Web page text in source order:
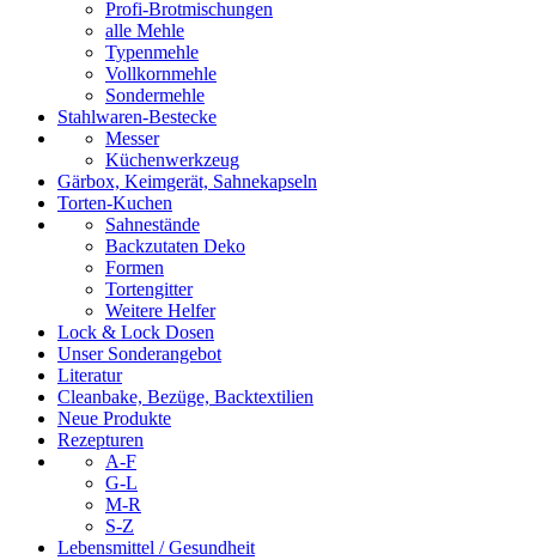
Profi-Brotmischungen
alle Mehle
Typenmehle
Vollkornmehle
Sondermehle
Stahlwaren-Bestecke
Messer
Küchenwerkzeug
Gärbox, Keimgerät, Sahnekapseln
Torten-Kuchen
Sahnestände
Backzutaten Deko
Formen
Tortengitter
Weitere Helfer
Lock & Lock Dosen
Unser Sonderangebot
Literatur
Cleanbake, Bezüge, Backtextilien
Neue Produkte
Rezepturen
A-F
G-L
M-R
S-Z
Lebensmittel / Gesundheit